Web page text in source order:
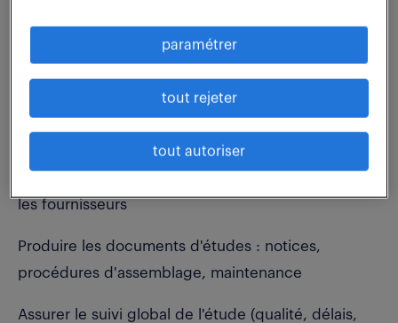
service commercial
Superviser les dessinateurs pour produire les plans
Réaliser les notes de calcul
les fournisseurs
Produire les documents d'études : notices,
procédures d'assemblage, maintenance
Assurer le suivi global de l'étude (qualité, délais,
paramétrer
tout rejeter
tout autoriser